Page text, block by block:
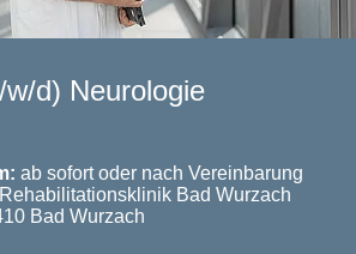
d) Neurologie
ab sofort oder nach Vereinbarung
Rehabilitationsklinik Bad Wurzach
Bad Wurzach